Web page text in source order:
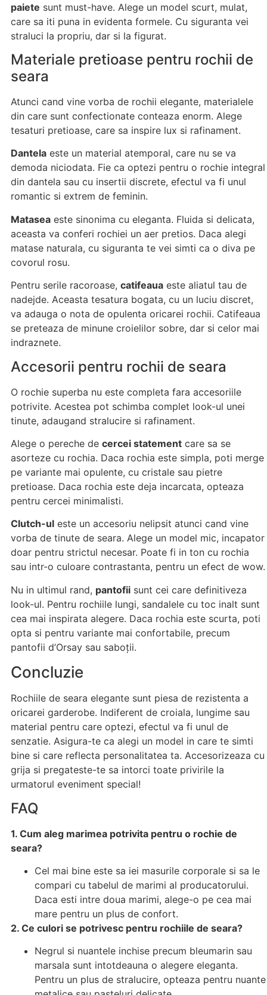
paiete sunt must-have. Alege un model scurt, mulat,
care sa iti puna in evidenta formele. Cu siguranta vei
straluci la propriu, dar si la figurat.
Materiale pretioase pentru rochii de
seara
Atunci cand vine vorba de rochii elegante, materialele
din care sunt confectionate conteaza enorm. Alege
tesaturi pretioase, care sa inspire lux si rafinament.
Dantela este un material atemporal, care nu se va
demoda niciodata. Fie ca optezi pentru o rochie integral
din dantela sau cu insertii discrete, efectul va fi unul
romantic si extrem de feminin.
Matasea este sinonima cu eleganta. Fluida si delicata,
aceasta va conferi rochiei un aer pretios. Daca alegi
matase naturala, cu siguranta te vei simti ca o diva pe
covorul rosu.
Pentru serile racoroase, catifeaua este aliatul tau de
nadejde. Aceasta tesatura bogata, cu un luciu discret,
va adauga o nota de opulenta oricarei rochii. Catifeaua
se preteaza de minune croielilor sobre, dar si celor mai
indraznete.
Accesorii pentru rochii de seara
O rochie superba nu este completa fara accesoriile
potrivite. Acestea pot schimba complet look-ul unei
tinute, adaugand stralucire si rafinament.
Alege o pereche de cercei statement care sa se
asorteze cu rochia. Daca rochia este simpla, poti merge
pe variante mai opulente, cu cristale sau pietre
pretioase. Daca rochia este deja incarcata, opteaza
pentru cercei minimalisti.
Clutch-ul este un accesoriu nelipsit atunci cand vine
vorba de tinute de seara. Alege un model mic, incapator
doar pentru strictul necesar. Poate fi in ton cu rochia
sau intr-o culoare contrastanta, pentru un efect de wow.
Nu in ultimul rand, pantofii sunt cei care definitiveza
look-ul. Pentru rochiile lungi, sandalele cu toc inalt sunt
cea mai inspirata alegere. Daca rochia este scurta, poti
opta si pentru variante mai confortabile, precum
pantofii d’Orsay sau saboții.
Concluzie
Rochiile de seara elegante sunt piesa de rezistenta a
oricarei garderobe. Indiferent de croiala, lungime sau
material pentru care optezi, efectul va fi unul de
senzatie. Asigura-te ca alegi un model in care te simti
bine si care reflecta personalitatea ta. Accesorizeaza cu
grija si pregateste-te sa intorci toate privirile la
urmatorul eveniment special!
FAQ
1. Cum aleg marimea potrivita pentru o rochie de
seara?
Cel mai bine este sa iei masurile corporale si sa le
compari cu tabelul de marimi al producatorului.
Daca esti intre doua marimi, alege-o pe cea mai
mare pentru un plus de confort.
2. Ce culori se potrivesc pentru rochiile de seara?
Negrul si nuantele inchise precum bleumarin sau
marsala sunt intotdeauna o alegere eleganta.
Pentru un plus de stralucire, opteaza pentru nuante